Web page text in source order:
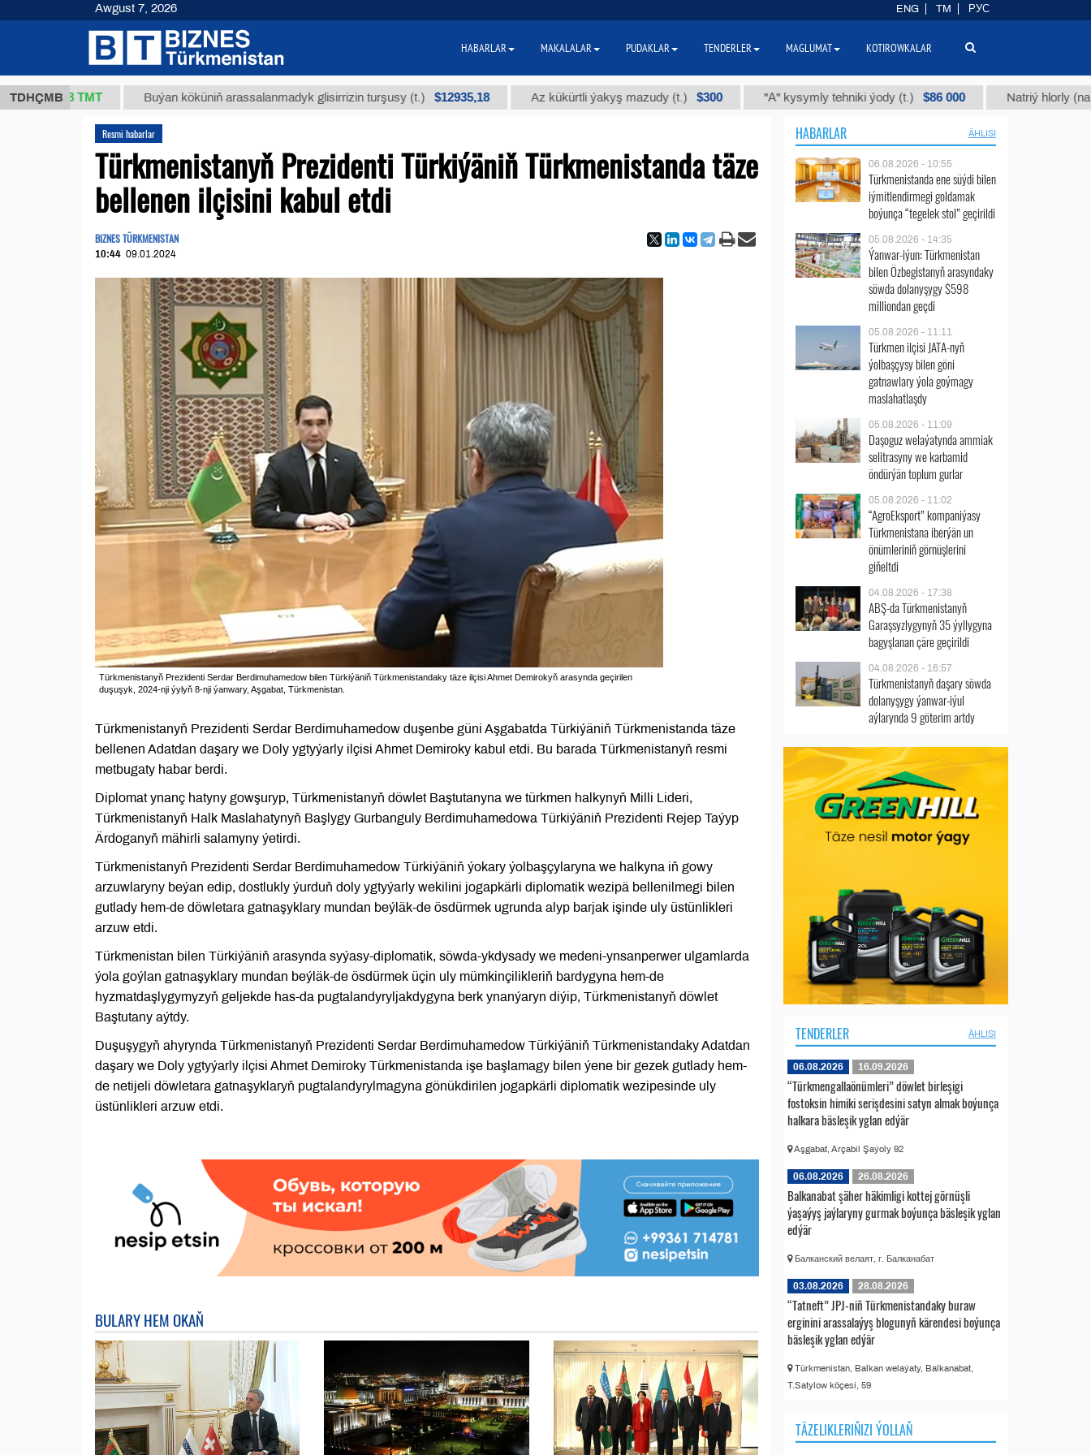
TDHÇMB
37,8 ТМТ Buýan köküniň arassalanmadyk glisirrizin turşusy (t.) $12935,18 Az kükürtli ýakyş mazudy (t.) $300 "А" kysymly tehniki ýody (t.) $86 000 Natriý hlorly (nahar
Resmi habarlar
Türkmenistanyň Prezidenti Türkiýäniň Türkmenistanda täze
bellenen ilçisini kabul etdi
BIZNES TÜRKMENISTAN
10:44 09.01.2024
Türkmenistanyň Prezidenti Serdar Berdimuhamedow bilen Türkiýäniň Türkmenistandaky täze ilçisi Ahmet Demirokyň arasynda geçirilen
duşuşyk, 2024-nji ýylyň 8-nji ýanwary, Aşgabat, Türkmenistan.
Türkmenistanyň Prezidenti Serdar Berdimuhamedow duşenbe güni Aşgabatda Türkiýäniň Türkmenistanda täze
bellenen Adatdan daşary we Doly ygtyýarly ilçisi Ahmet Demiroky kabul etdi. Bu barada Türkmenistanyň resmi
metbugaty habar berdi.
Diplomat ynanç hatyny gowşuryp, Türkmenistanyň döwlet Baştutanyna we türkmen halkynyň Milli Lideri,
Türkmenistanyň Halk Maslahatynyň Başlygy Gurbanguly Berdimuhamedowa Türkiýäniň Prezidenti Rejep Taýyp
Ärdoganyň mähirli salamyny ýetirdi.
Türkmenistanyň Prezidenti Serdar Berdimuhamedow Türkiýäniň ýokary ýolbaşçylaryna we halkyna iň gowy
arzuwlaryny beýan edip, dostlukly ýurduň doly ygtyýarly wekilini jogapkärli diplomatik wezipä bellenilmegi bilen
gutlady hem-de döwletara gatnaşyklary mundan beýläk-de ösdürmek ugrunda alyp barjak işinde uly üstünlikleri
arzuw etdi.
Türkmenistan bilen Türkiýäniň arasynda syýasy-diplomatik, söwda-ykdysady we medeni-ynsanperwer ulgamlarda
ýola goýlan gatnaşyklary mundan beýläk-de ösdürmek üçin uly mümkinçilikleriň bardygyna hem-de
hyzmatdaşlygymyzyň geljekde has-da pugtalandyryljakdygyna berk ynanýaryn diýip, Türkmenistanyň döwlet
Baştutany aýtdy.
Duşuşygyň ahyrynda Türkmenistanyň Prezidenti Serdar Berdimuhamedow Türkiýäniň Türkmenistandaky Adatdan
daşary we Doly ygtyýarly ilçisi Ahmet Demiroky Türkmenistanda işe başlamagy bilen ýene bir gezek gutlady hem-
de netijeli döwletara gatnaşyklaryň pugtalandyrylmagyna gönükdirilen jogapkärli diplomatik wezipesinde uly
üstünlikleri arzuw etdi.
BULARY HEM OKAŇ
HABARLAR ÄHLISI
06.08.2026 - 10:55
Türkmenistanda ene süýdi bilen
iýmitlendirmegi goldamak
boýunça “tegelek stol” geçirildi
05.08.2026 - 14:35
Ýanwar-iýun: Türkmenistan
bilen Özbegistanyň arasyndaky
söwda dolanyşygy $598
milliondan geçdi
05.08.2026 - 11:11
Türkmen ilçisi JATA-nyň
ýolbaşçysy bilen göni
gatnawlary ýola goýmagy
maslahatlaşdy
05.08.2026 - 11:09
Daşoguz welaýatynda ammiak
selitrasyny we karbamid
öndürýän toplum gurlar
05.08.2026 - 11:02
“AgroEksport” kompaniýasy
Türkmenistana iberýän un
önümleriniň görnüşlerini
giňeltdi
04.08.2026 - 17:38
ABŞ-da Türkmenistanyň
Garaşsyzlygynyň 35 ýyllygyna
bagyşlanan çäre geçirildi
04.08.2026 - 16:57
Türkmenistanyň daşary söwda
dolanyşygy ýanwar-iýul
aýlarynda 9 göterim artdy
TENDERLER ÄHLISI
06.08.2026 16.09.2026
“Türkmengallaönümleri” döwlet birleşigi
fostoksin himiki serişdesini satyn almak boýunça
halkara bäsleşik yglan edýär
Aşgabat, Arçabil Şaýoly 92
06.08.2026 26.08.2026
Balkanabat şäher häkimligi kottej görnüşli
ýaşaýyş jaýlaryny gurmak boýunça bäsleşik yglan
edýär
Балканский велаят, г. Балканабат
03.08.2026 28.08.2026
“Tatneft” JPJ-niň Türkmenistandaky buraw
erginini arassalaýyş blogunyň kärendesi boýunça
bäsleşik yglan edýär
Türkmenistan, Balkan welaýaty, Balkanabat,
T.Satylow köçesi, 59
TÄZELIKLERIŇIZI ÝOLLAŇ
Awgust 7, 2026 ENG TM РУС
HABARLAR MAKALALAR PUDAKLAR TENDERLER MAGLUMAT KOTIROWKALAR